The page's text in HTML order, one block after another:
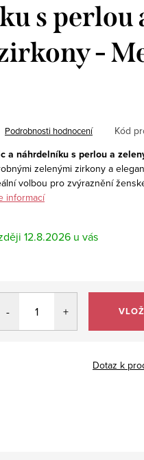
s perlou
-
Podrobnosti hodnocení Kód
a náhrdelníku s per­lou a
zelenými zirkony a
volbou pro zvýraznění
informací
12.8.2026
Dotaz k